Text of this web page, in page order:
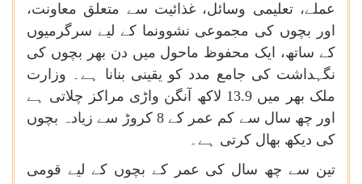
عملے، تعلیمی وسائل، غذائیت سے متعلق معاونت،
اور
بچوں کی مجموعی نشوونما کے لیے سرگرمیوں
کے ساتھ، ایک محفوظ ماحول میں دن بھر بچوں کی
نگہداشت کی جامع مدد کو یقینی بنانا ہے۔ وزارت
ملک بھر میں 13.9 لاکھ آنگن واڑی مراکز چلاتی
ہے
اور چھ سال سے کم عمر کے 8کروڑ سے زیادہ بچوں
کی دیکھ بھال کرتی ہے۔
تین سے چھ سال کی عمر کے بچوں کے لیے قومی